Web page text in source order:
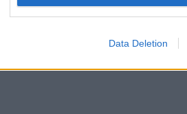
Data Deletion